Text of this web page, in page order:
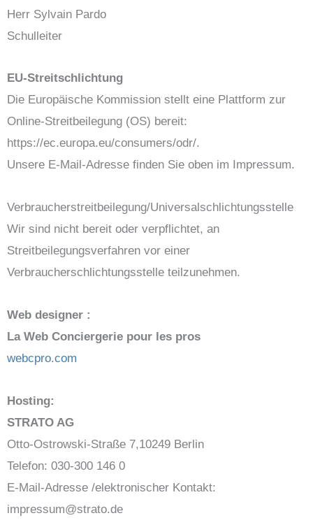
Herr Sylvain Pardo
Schulleiter
EU-Streitschlichtung
Die Europäische Kommission stellt eine Plattform zur
Online-Streitbeilegung (OS) bereit:
https://ec.europa.eu/consumers/odr/.
Unsere E-Mail-Adresse finden Sie oben im Impressum.
Verbraucher­streit­beilegung/Universal­schlichtungs­stelle
Wir sind nicht bereit oder verpflichtet, an
Streitbeilegungsverfahren vor einer
Verbraucherschlichtungsstelle teilzunehmen.
Web designer :
La Web Conciergerie pour les pros
webcpro.com
Hosting:
STRATO AG
Otto-Ostrowski-Straße 7,10249 Berlin
Telefon: 030-300 146 0
E-Mail-Adresse /elektronischer Kontakt:
impressum@strato.de